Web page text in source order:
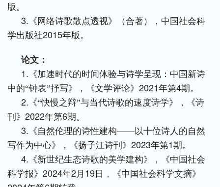
版。
3. 《网络诗歌散点透视》（合著），中国社会科
学出版社2015年版。
论文：
1. 《加速时代的时间体验与诗学呈现：中国新诗
中的“钟表”抒写》，《文学评论》 2021年第4期。
2. 《“快慢之辩”与当代诗歌的速度诗学》，《诗
刊》 2022年第6期。
3. 《自然伦理的诗性建构——以十位诗人的自然
写作为中心》，《扬子江诗刊》 2023年第1期。
4. 《新世纪生态诗歌的美学建构》，《中国社会
科学报》 2024年2月 19 日，《中国社会科学文摘》